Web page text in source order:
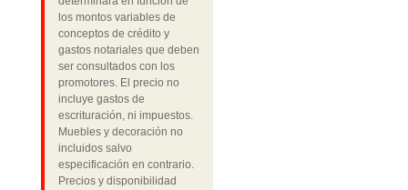
los montos variables de
conceptos de crédito y
gastos notariales que deben
ser consultados con los
promotores. El precio no
incluye gastos de
escrituración, ni impuestos.
Muebles y decoración no
incluidos salvo
especificación en contrario.
Precios y disponibilidad